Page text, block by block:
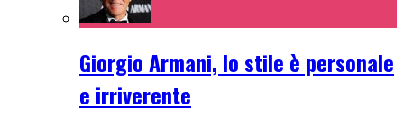
Giorgio Armani, lo stile è personale
e irriverente